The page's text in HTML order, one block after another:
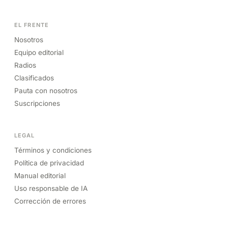
EL FRENTE
Nosotros
Equipo editorial
Radios
Clasificados
Pauta con nosotros
Suscripciones
LEGAL
Términos y condiciones
Política de privacidad
Manual editorial
Uso responsable de IA
Corrección de errores